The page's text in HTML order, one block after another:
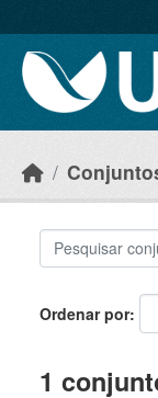
Ordenar por
1